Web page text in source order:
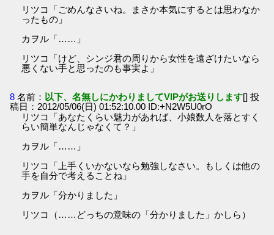
リツコ「ごめんなさいね。まさか本気にするとは思わなか
ったもの」
カヲル「……」
リツコ「けど、シンジ君の周りから女性を遠ざけたいなら
悪くない手と思ったのも事実よ」
8 名前： 以下、名無しにかわりましてVIPがお送りします[] 投
稿日：2012/05/06(日) 01:52:10.00 ID:+N2W5U0rO
リツコ「あなたくらい魅力があれば、小娘数人を落とすく
らい簡単なんじゃなくて？」
カヲル「……」
リツコ「上手くいかないなら勉強しなさい。もしくは他の
手を自分で考えることね」
カヲル「分かりました」
リツコ（……どっちの意味の「分かりました」かしら）